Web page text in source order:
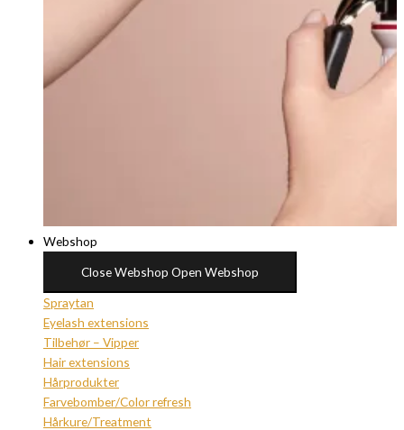
Webshop
Close Webshop Open Webshop
Spraytan
Eyelash extensions
Tilbehør – Vipper
Hair extensions
Hårprodukter
Farvebomber/Color refresh
Hårkure/Treatment